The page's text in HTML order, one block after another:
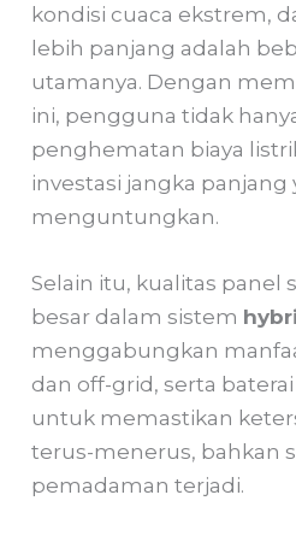
kondisi cuaca ekstrem,
lebih panjang adalah
utamanya. Dengan
ini, pengguna tidak
penghematan biaya
investasi jangka panjang
menguntungkan.
Selain itu, kualitas panel
besar dalam sistem
menggabungkan
dan off-grid, serta
untuk memastikan
terus-menerus, bahkan
pemadaman terjadi.